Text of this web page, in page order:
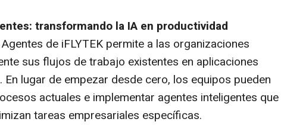
transformando la IA en productividad
de iFLYTEK permite a las organizaciones
sus flujos de trabajo existentes en aplicaciones
En lugar de empezar desde cero, los equipos pueden
actuales e implementar agentes inteligentes que
tareas empresariales específicas.